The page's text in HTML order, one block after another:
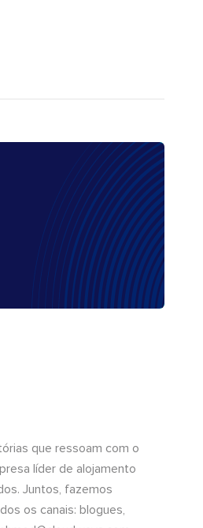
que ressoam com o
líder de alojamento
Juntos, fazemos
os canais: blogues,